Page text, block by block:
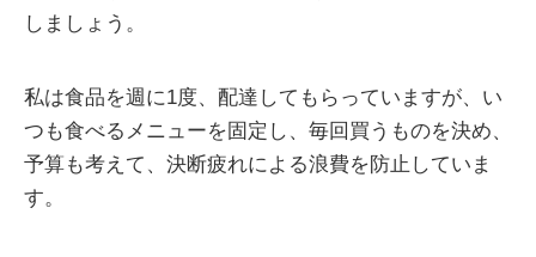
しましょう。
私は食品を週に1度、配達してもらっていますが、い
つも食べるメニューを固定し、毎回買うものを決め、
予算も考えて、決断疲れによる浪費を防止していま
す。